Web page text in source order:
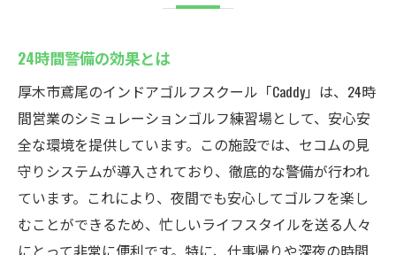
24時間警備の効果とは
厚木市鳶尾のインドアゴルフスクール「Caddy」は、24時
間営業のシミュレーションゴルフ練習場として、安心安
全な環境を提供しています。この施設では、セコムの見
守りシステムが導入されており、徹底的な警備が行われ
ています。これにより、夜間でも安心してゴルフを楽し
むことができるため、忙しいライフスタイルを送る人々
にとって非常に便利です。特に、仕事帰りや深夜の時間